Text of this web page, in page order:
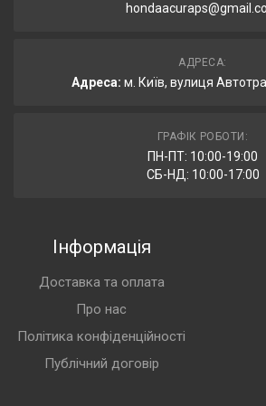
АДРЕСА:
Адреса: м. Київ, вулиця
ГРАФІК РОБОТИ:
ПН-ПТ: 10:00-19:00
СБ-НД: 10:00-17:00
Інформація
Доставка та оплата
Про нас
Політика конфіденційності
Публічний договір